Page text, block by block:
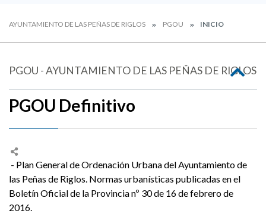
AYUNTAMIENTO DE LAS PEÑAS DE RIGLOS PGOU INICIO
PGOU - AYUNTAMIENTO DE LAS PEÑAS DE RIGLOS
PGOU Definitivo
- Plan General de Ordenación Urbana del Ayuntamiento de
las Peñas de Riglos. Normas urbanísticas publicadas en el
Boletín Oficial de la Provincia nº 30 de 16 de febrero de
2016.